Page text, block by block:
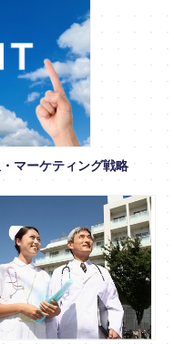
マーケティング戦略